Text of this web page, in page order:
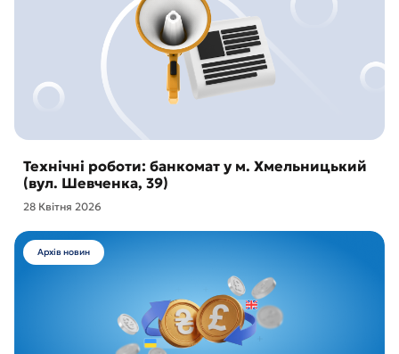
Технічні роботи: банкомат у м. Хмельницький
(вул. Шевченка, 39)
28 Квітня 2026
Архів новин